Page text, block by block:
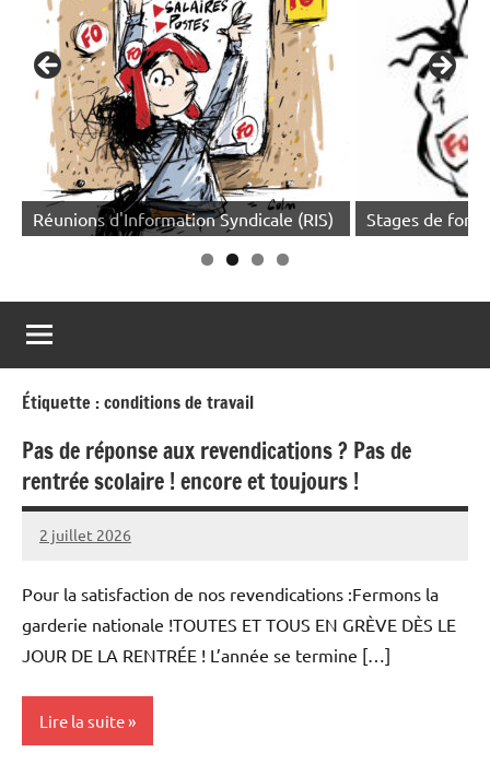
Réunions d'Information Syndicale (RIS) Stages de
Étiquette :conditions de travail
Pas de réponse aux revendications ? Pas de
rentrée scolaire ! encore et toujours !
2 juillet 2026
Loris
Pour la satisfaction de nos revendications :Fermons la
garderie nationale !TOUTES ET TOUS EN GRÈVE DÈS LE
JOUR DE LA RENTRÉE ! L’année se termine […]
Lire la suite